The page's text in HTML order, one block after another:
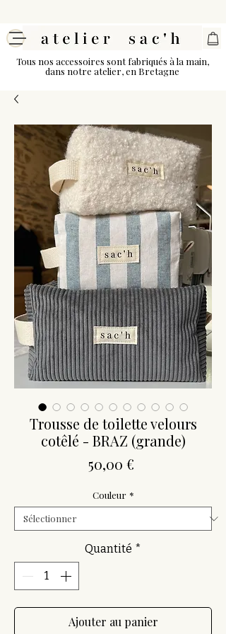
Tous nos accessoires sont fabriqués à la main,
dans notre atelier, en Bretagne
Trousse de toilette velours
cotêlé - BRAZ (grande)
50,00 €
Couleur *
Quantité *
Ajouter au panier